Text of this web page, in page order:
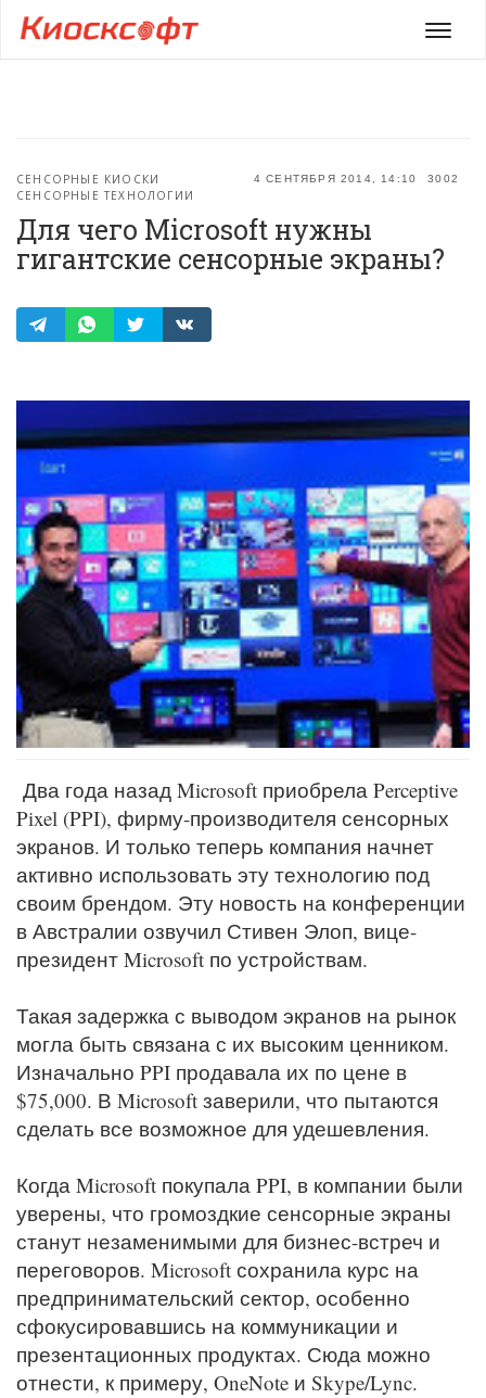
Меню
4 СЕНТЯБРЯ 2014, 14:10 3002
СЕНСОРНЫЕ КИОСКИ
СЕНСОРНЫЕ ТЕХНОЛОГИИ
Для чего Microsoft нужны
гигантские сенсорные экраны?
Два года назад Microsoft приобрела Perceptive
Pixel (PPI), фирму-производителя сенсорных
экранов. И только теперь компания начнет
активно использовать эту технологию под
своим брендом. Эту новость на конференции
в Австралии озвучил Стивен Элоп, вице-
президент Microsoft по устройствам.
Такая задержка с выводом экранов на рынок
могла быть связана с их высоким ценником.
Изначально PPI продавала их по цене в
$75,000. В Microsoft заверили, что пытаются
сделать все возможное для удешевления.
Когда Microsoft покупала PPI, в компании были
уверены, что громоздкие сенсорные экраны
станут незаменимыми для бизнес-встреч и
переговоров. Microsoft сохранила курс на
предпринимательский сектор, особенно
сфокусировавшись на коммуникации и
презентационных продуктах. Сюда можно
отнести, к примеру, OneNote и Skype/Lync.